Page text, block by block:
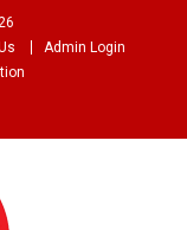
Admin Login